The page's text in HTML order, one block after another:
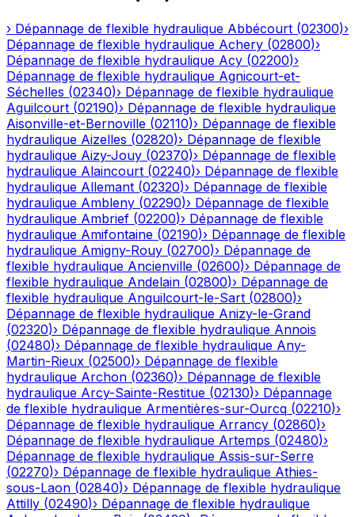
› Dépannage de flexible hydraulique Abbécourt (02300)›
Dépannage de flexible hydraulique Achery (02800)›
Dépannage de flexible hydraulique Acy (02200)›
Dépannage de flexible hydraulique Agnicourt-et-
Séchelles (02340)› Dépannage de flexible hydraulique
Aguilcourt (02190)› Dépannage de flexible hydraulique
Aisonville-et-Bernoville (02110)› Dépannage de flexible
hydraulique Aizelles (02820)› Dépannage de flexible
hydraulique Aizy-Jouy (02370)› Dépannage de flexible
hydraulique Alaincourt (02240)› Dépannage de flexible
hydraulique Allemant (02320)› Dépannage de flexible
hydraulique Ambleny (02290)› Dépannage de flexible
hydraulique Ambrief (02200)› Dépannage de flexible
hydraulique Amifontaine (02190)› Dépannage de flexible
hydraulique Amigny-Rouy (02700)› Dépannage de
flexible hydraulique Ancienville (02600)› Dépannage de
flexible hydraulique Andelain (02800)› Dépannage de
flexible hydraulique Anguilcourt-le-Sart (02800)›
Dépannage de flexible hydraulique Anizy-le-Grand
(02320)› Dépannage de flexible hydraulique Annois
(02480)› Dépannage de flexible hydraulique Any-
Martin-Rieux (02500)› Dépannage de flexible
hydraulique Archon (02360)› Dépannage de flexible
hydraulique Arcy-Sainte-Restitue (02130)› Dépannage
de flexible hydraulique Armentières-sur-Ourcq (02210)›
Dépannage de flexible hydraulique Arrancy (02860)›
Dépannage de flexible hydraulique Artemps (02480)›
Dépannage de flexible hydraulique Assis-sur-Serre
(02270)› Dépannage de flexible hydraulique Athies-
sous-Laon (02840)› Dépannage de flexible hydraulique
Attilly (02490)› Dépannage de flexible hydraulique